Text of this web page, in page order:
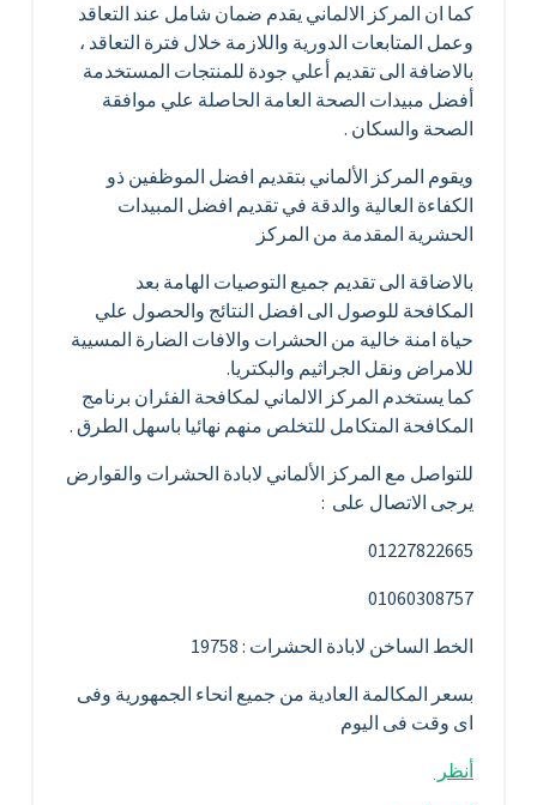
كما ان المركز الالماني يقدم ضمان شامل عند التعاقد
وعمل المتابعات الدورية واللازمة خلال فترة التعاقد ،
بالاضافة الى تقديم أعلي جودة للمنتجات المستخدمة
أفضل مبيدات الصحة العامة الحاصلة علي موافقة
الصحة والسكان .
ويقوم المركز الألماني بتقديم افضل الموظفين ذو
الكفاءة العالية والدقة في تقديم افضل المبيدات
الحشرية المقدمة من المركز
بالاضاقة الى تقديم جميع التوصيات الهامة بعد
المكافحة للوصول الى افضل النتائج والحصول علي
حياة امنة خالية من الحشرات والافات الضارة المسيية
للامراض ونقل الجراثيم والبكتريا.
كما يستخدم المركز الالماني لمكافحة الفئران برنامج
المكافحة المتكامل للتخلص منهم نهائيا باسهل الطرق .
للتواصل مع المركز الألماني لابادة الحشرات والقوارض
يرجى الاتصال على :
01227822665
01060308757
الخط الساخن لابادة الحشرات : 19758
بسعر المكالمة العادية من جميع انحاء الجمهورية وفى
اى وقت فى اليوم
أنظر